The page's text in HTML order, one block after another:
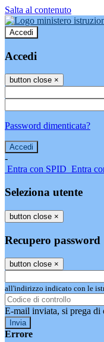
Salta al contenuto
Accedi
Accedi
button close ×
Password dimenticata?
-
Entra con SPID Entra
Seleziona utente
button close ×
Recupero password
button close ×
all'indirizzo indicato con le
E-mail inviata, si prega di
Errore